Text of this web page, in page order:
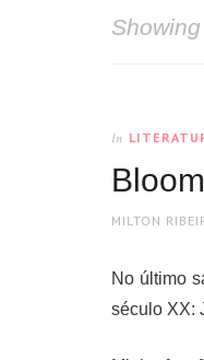
In
AUTHOR
MILTON
No último
século XX: